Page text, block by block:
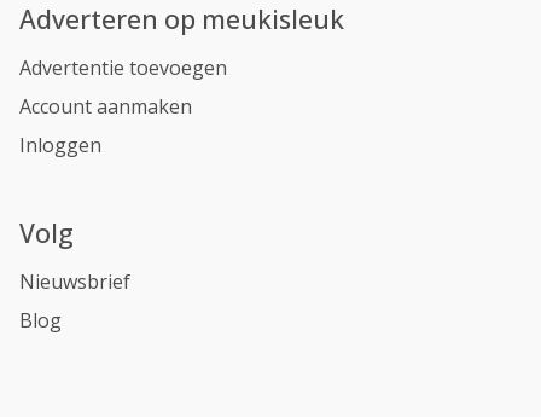
Adverteren op meukisleuk
Advertentie toevoegen
Account aanmaken
Inloggen
Volg
Nieuwsbrief
Blog